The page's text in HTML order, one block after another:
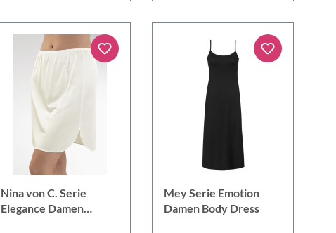
Nina von C. Serie
Elegance Damen
Mey Serie Emotion
Damen Body Dress